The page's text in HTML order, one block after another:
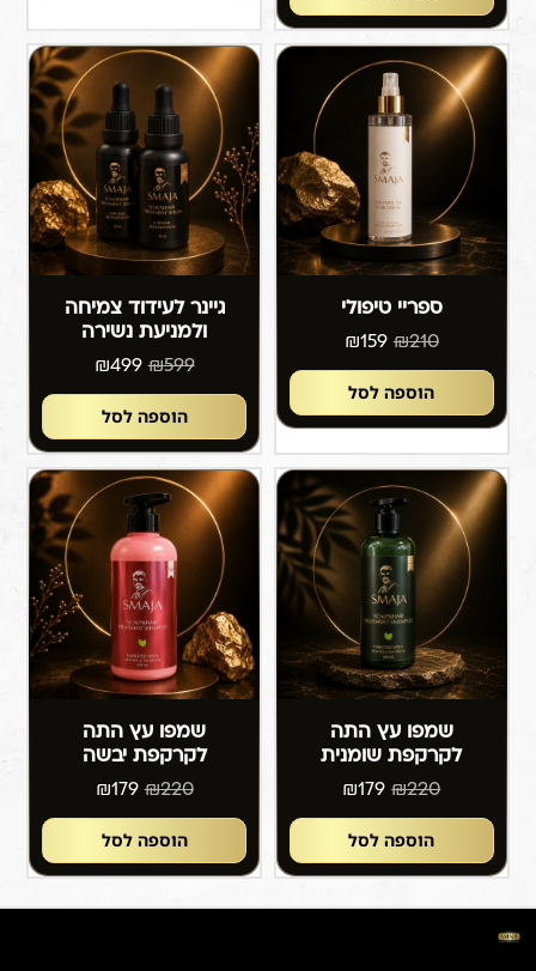
ספריי טיפולי
₪210
₪159
הוספה לסל
גיינר לעידוד צמיחה
ולמניעת נשירה
₪599
₪499
הוספה לסל
שמפו עץ התה
לקרקפת שומנית
₪220
₪179
הוספה לסל
שמפו עץ התה
לקרקפת יבשה
₪220
₪179
הוספה לסל